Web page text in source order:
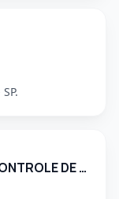
COMBAT DEDETIZADORA E CONTROLE DE PRAGAS URBANAS